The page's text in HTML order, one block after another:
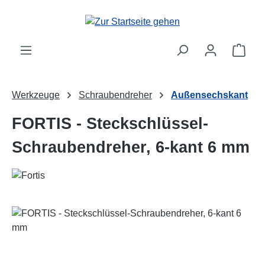
Zum Hauptinhalt springen
Werkzeuge Schraubendreher Außensechskant
FORTIS - Steckschlüssel-
Schraubendreher, 6-kant 6 mm
Bildergalerie überspringen